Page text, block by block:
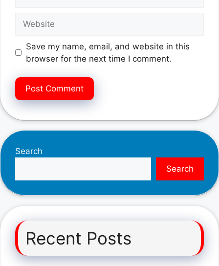
Save my name, email, and website in this
browser for the next time I comment.
Search
Search
Recent Posts